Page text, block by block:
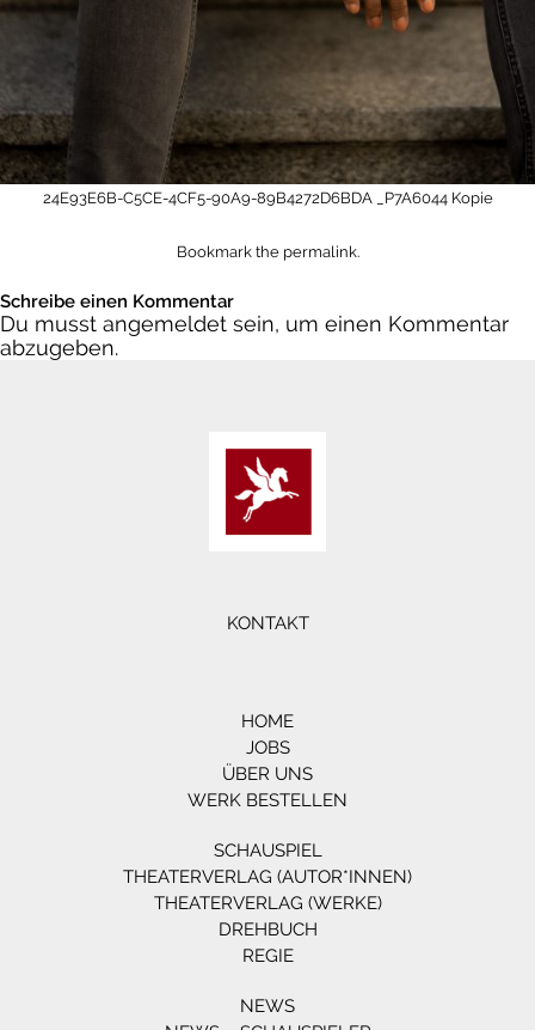
24E93E6B-C5CE-4CF5-90A9-89B4272D6BDA _P7A6044 Kopie
Bookmark the permalink.
Schreibe einen Kommentar
Du musst angemeldet sein, um einen Kommentar
abzugeben.
KONTAKT
HOME
JOBS
ÜBER UNS
WERK BESTELLEN
SCHAUSPIEL
THEATERVERLAG (AUTOR*INNEN)
THEATERVERLAG (WERKE)
DREHBUCH
REGIE
NEWS